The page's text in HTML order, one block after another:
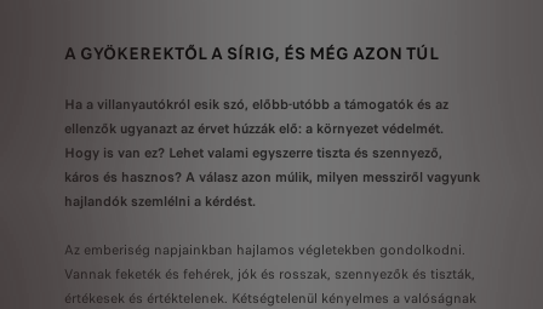
A GYÖKEREKTŐL A SÍRIG, ÉS MÉG AZON TÚL
Ha a villanyautókról esik szó, előbb-utóbb a támogatók és az
ellenzők ugyanazt az érvet húzzák elő: a környezet védelmét.
Hogy is van ez? Lehet valami egyszerre tiszta és szennyező,
káros és hasznos? A válasz azon múlik, milyen messziről vagyunk
hajlandók szemlélni a kérdést.
Az emberiség napjainkban hajlamos végletekben gondolkodni.
Vannak feketék és fehérek, jók és rosszak, szennyezők és tiszták,
értékesek és értéktelenek. Kétségtelenül kényelmes a valóságnak